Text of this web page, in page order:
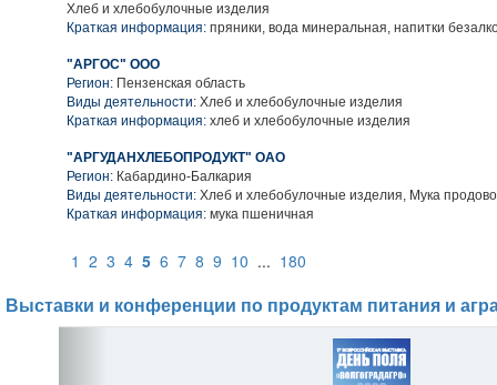
Хлеб и хлебобулочные изделия
Краткая информация: пряники, вода минеральная, напитки
"АРГОС" ООО
Регион: Пензенская область
Виды деятельности: Хлеб и хлебобулочные изделия
Краткая информация: хлеб и хлебобулочные изделия
"АРГУДАНХЛЕБОПРОДУКТ" ОАО
Регион: Кабардино-Балкария
Виды деятельности: Хлеб и хлебобулочные изделия, Мука
Краткая информация: мука пшеничная
1 2 3 4 5 6 7 8 9 10 ... 180
Выставки и конференции по продуктам питания и